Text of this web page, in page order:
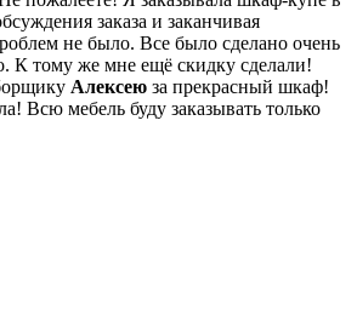
заказа и заканчивая
не было. Все было сделано очень
К тому же мне ещё скидку сделали!
Алексею за прекрасный шкаф!
Всю мебель буду заказывать только